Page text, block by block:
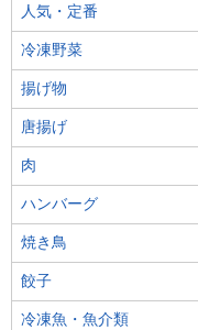
人気・定番
冷凍野菜
揚げ物
唐揚げ
肉
ハンバーグ
焼き鳥
餃子
冷凍魚・魚介類